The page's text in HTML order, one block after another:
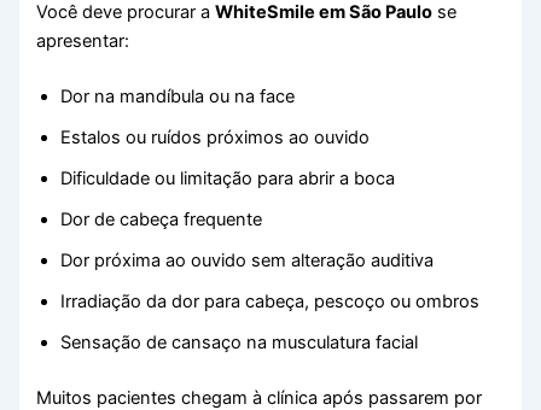
Você deve procurar aWhiteSmile em São Paulo se
apresentar:
Dor na mandíbula ou na face
Estalos ou ruídos próximos ao ouvido
Dificuldade ou limitação para abrir a boca
Dor de cabeça frequente
Dor próxima ao ouvido sem alteração auditiva
Irradiação da dor para cabeça, pescoço ou ombros
Sensação de cansaço na musculatura facial
Muitos pacientes chegam à clínica após passarem por